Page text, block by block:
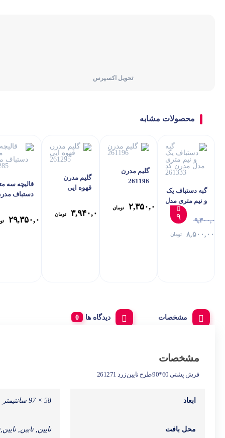
تحویل اکسپرس
محصولات مشابه
گبه دستباف یک
و نیم متری مدل
مدرن کد
261333
۹,۳۰۰,۰۰۰
۸,۵۰۰,۰۰۰
تومان
۹
گلیم مدرن
261196
۲,۳۵۰,۰۰۰ تومان
گلیم مدرن
قهوه ایی
۳,۹۴۰,۰۰۰ تومان
قالیچه سه
دستباف
۲۹,۳۵۰,۰۰۰
مشخصات دیدگاه ها
مشخصات
فرش پشتی 60*90 طرح نایین زرد 261271
ابعاد 58 × 97 سانتیمتر
محل بافت نایین, نایین,